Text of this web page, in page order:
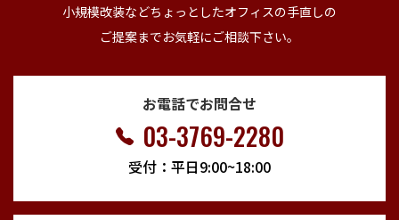
小規模改装などちょっとしたオフィスの手直しの
ご提案までお気軽にご相談下さい。
お電話でお問合せ
03-3769-2280
受付：平日9:00~18:00